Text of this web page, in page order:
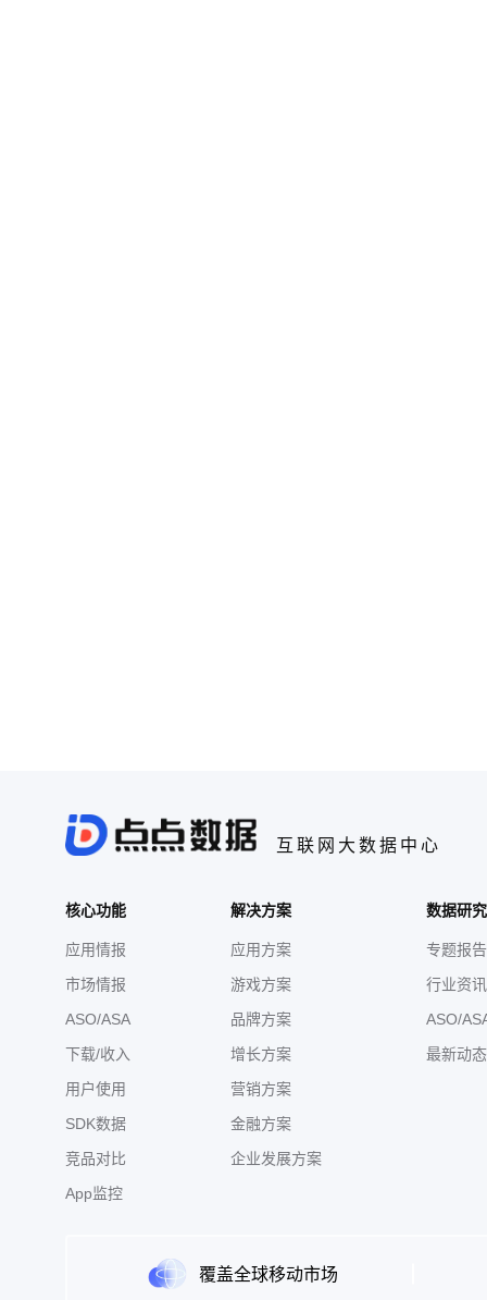
互联网大数据中心
核心功能
应用情报
市场情报
ASO/ASA
下载/收入
用户使用
SDK数据
竞品对比
App监控
解决方案
应用方案
游戏方案
品牌方案
增长方案
营销方案
金融方案
企业发展方案
数据研
专题报告
行业资讯
ASO/
最新动态
覆盖全球移动市场